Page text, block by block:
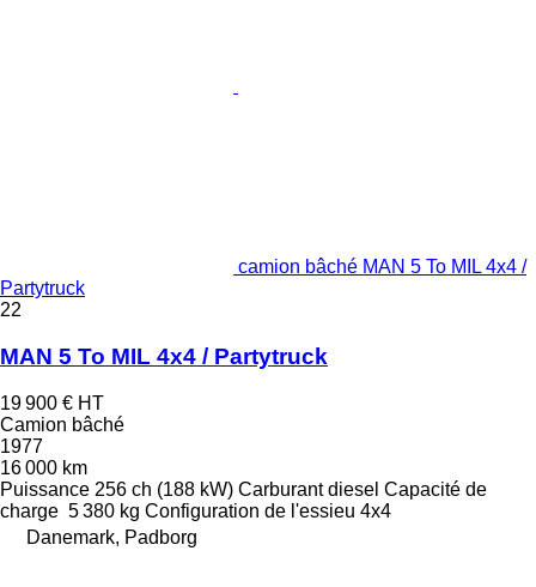
camion bâché MAN 5 To MIL 4x4 /
Partytruck
22
MAN 5 To MIL 4x4 / Partytruck
19 900 € HT
Camion bâché
1977
16 000 km
Puissance 256 ch (188 kW) Carburant diesel Capacité de
charge 5 380 kg Configuration de l'essieu 4x4
Danemark, Padborg